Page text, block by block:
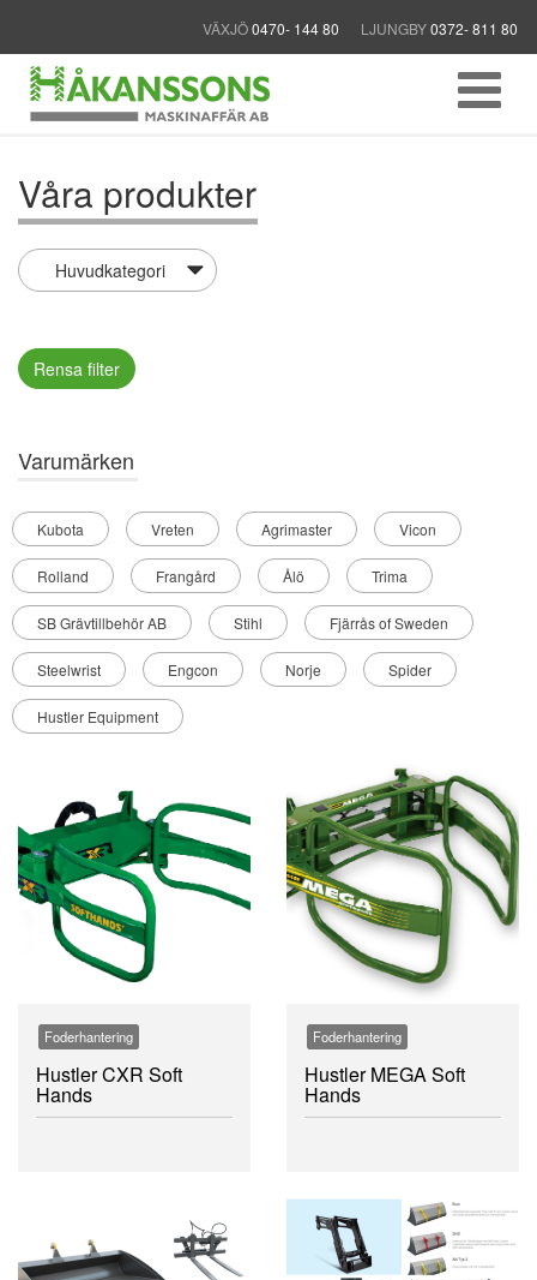
VÄXJÖ0470- 144 80 LJUNGBY0372- 811 80
Våra produkter
Rensa filter
Varumärken
Kubota Vreten Agrimaster Vicon
Rolland Frangård Ålö Trima
SB Grävtillbehör AB Stihl Fjärrås of Sweden
Steelwrist Engcon Norje Spider
Hustler Equipment
Foderhantering
Hustler CXR Soft
Hands
Foderhantering
Hustler MEGA Soft
Hands